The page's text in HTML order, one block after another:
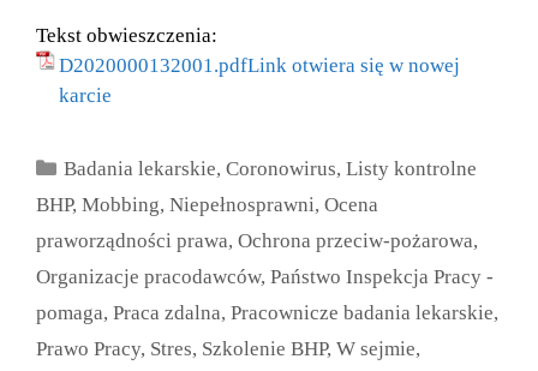
Tekst obwieszczenia:
D2020000132001.pdfLink otwiera się w nowej
karcie
Kategorie
Badania lekarskie,Coronowirus,Listy kontrolne
BHP, Mobbing, Niepełnosprawni, Ocena
praworządności prawa, Ochrona przeciw-pożarowa,
Organizacje pracodawców, Państwo Inspekcja Pracy -
pomaga, Praca zdalna, Pracownicze badania lekarskie,
Prawo Pracy, Stres, Szkolenie BHP, W sejmie,